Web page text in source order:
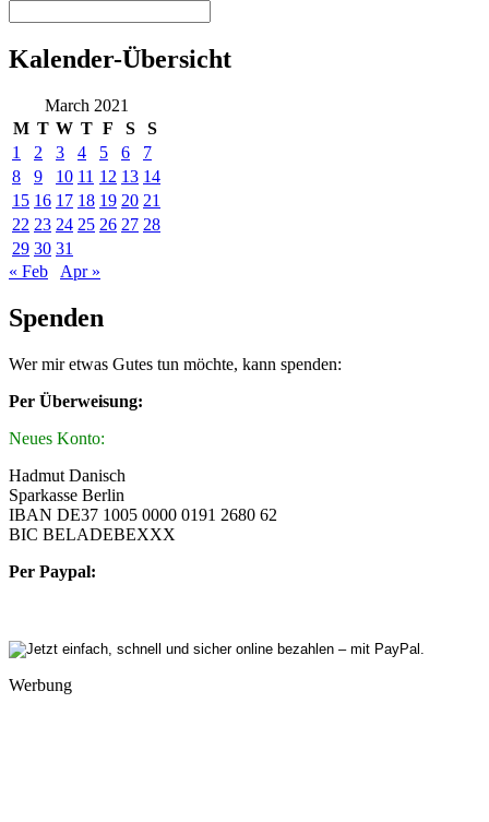
Kalender-Übersicht
March 2021
M T W T F S
S
1
2 3 4 5 6
7
8
9 10 11 12 13 14
15 16 17 18 19 20 21
22 23 24 25 26 27 28
29 30 31
« Feb
Apr »
Spenden
Wer mir etwas Gutes tun möchte, kann spenden:
Per Überweisung:
Neues Konto:
Hadmut Danisch
Sparkasse Berlin
IBAN DE37 1005 0000 0191 2680 62
BIC BELADEBEXXX
Per Paypal:
Werbung